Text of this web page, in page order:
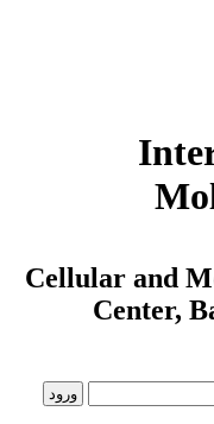
Cellular and
Center,